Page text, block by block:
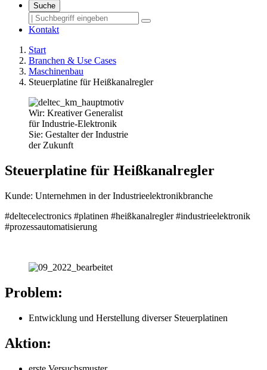
Suche
Kontakt
Start
Branchen & Use Cases
Maschinenbau
Steuerplatine für Heißkanalregler
Wir: Kreativer Generalist
für Industrie-Elektronik
Sie: Gestalter der Industrie
der Zukunft
Steuerplatine für Heißkanalregler
Kunde: Unternehmen in der Industrieelektronikbranche
#deltecelectronics #platinen #heißkanalregler #industrieelektronik
#prozessautomatisierung
Problem:
Entwicklung und Herstellung diverser Steuerplatinen
Aktion: